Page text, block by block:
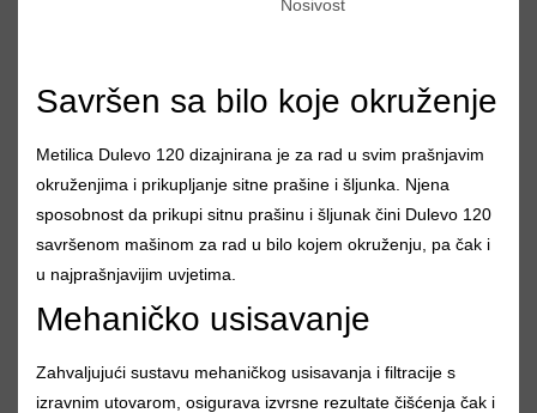
Nosivost
Savršen sa bilo koje okruženje
Metilica Dulevo 120 dizajnirana je za rad u svim prašnjavim
okruženjima i prikupljanje sitne prašine i šljunka. Njena
sposobnost da prikupi sitnu prašinu i šljunak čini Dulevo 120
savršenom mašinom za rad u bilo kojem okruženju, pa čak i
u najprašnjavijim uvjetima.
Mehaničko usisavanje
Zahvaljujući sustavu mehaničkog usisavanja i filtracije s
izravnim utovarom, osigurava izvrsne rezultate čišćenja čak i